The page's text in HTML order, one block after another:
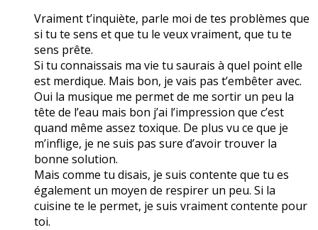
Vraiment t’inquiète, parle moi de tes problèmes que
si tu te sens et que tu le veux vraiment, que tu te
sens prête.
Si tu connaissais ma vie tu saurais à quel point elle
est merdique. Mais bon, je vais pas t’embêter avec.
Oui la musique me permet de me sortir un peu la
tête de l’eau mais bon j’ai l’impression que c’est
quand même assez toxique. De plus vu ce que je
m’inflige, je ne suis pas sure d’avoir trouver la
bonne solution.
Mais comme tu disais, je suis contente que tu es
également un moyen de respirer un peu. Si la
cuisine te le permet, je suis vraiment contente pour
toi.